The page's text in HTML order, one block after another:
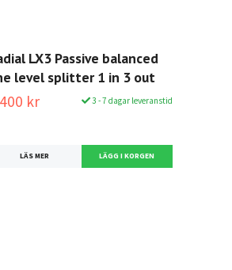
LX3 Passive balanced
level splitter 1 in 3 out
kr 3 - 7 dagar leveranstid
LÄS MER